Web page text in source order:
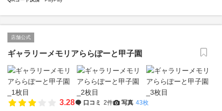
店舗公式
ギャラリーメモリアららぽーと甲子園
3.28 口コミ 2件 写真 43枚